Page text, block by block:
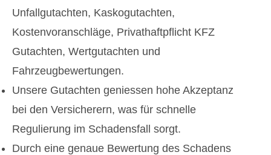
Unfallgutachten, Kaskogutachten,
Kostenvoranschläge, Privathaftpflicht KFZ
Gutachten, Wertgutachten und
Fahrzeugbewertungen.
Unsere Gutachten geniessen hohe Akzeptanz
bei den Versicherern, was für schnelle
Regulierung im Schadensfall sorgt.
Durch eine genaue Bewertung des Schadens